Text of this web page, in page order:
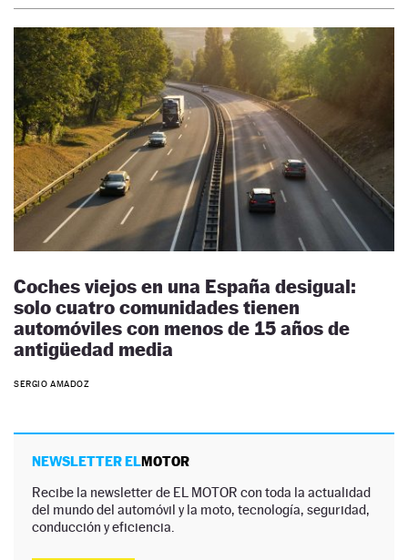
Coches viejos en una España desigual:
solo cuatro comunidades tienen
automóviles con menos de 15 años de
antigüedad media
SERGIO AMADOZ
NEWSLETTER ELMOTOR
Recibe la newsletter de EL MOTOR con toda la actualidad
del mundo del automóvil y la moto, tecnología, seguridad,
conducción y eficiencia.